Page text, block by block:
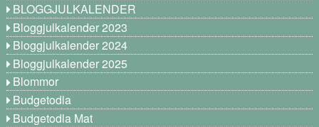
BLOGGJULKALENDER
Bloggjulkalender 2023
Bloggjulkalender 2024
Bloggjulkalender 2025
Blommor
Budgetodla
Budgetodla Mat